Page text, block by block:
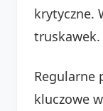
krytyczne.
truskawek.
Regularne
kluczowe